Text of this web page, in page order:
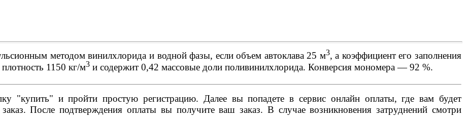
методом винилхлорида и водной фазы, если объем автоклава 25 м3, а коэффициент его заполнения
1150 кг/м3 и содержит 0,42 массовые доли поливинилхлорида. Конверсия мономера — 92 %.
"купить" и пройти простую регистрацию. Далее вы попадете в сервис онлайн оплаты, где вам будет
После подтверждения оплаты вы получите ваш заказ. В случае возникновения затруднений смотри